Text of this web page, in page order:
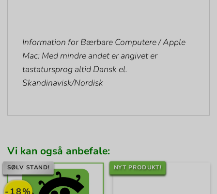
Information for Bærbare Computere / Apple
Mac: Med mindre andet er angivet er
tastatursprog altid Dansk el.
Skandinavisk/Nordisk
Vi kan også anbefale:
-18%
SØLV STAND! NYT PRODUKT!